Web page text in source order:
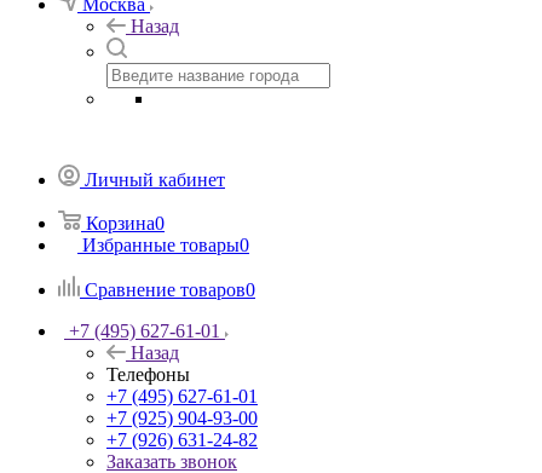
Москва
Назад
Личный кабинет
Корзина0
Избранные товары0
Сравнение товаров0
+7 (495) 627-61-01
Назад
Телефоны
+7 (495) 627-61-01
+7 (925) 904-93-00
+7 (926) 631-24-82
Заказать звонок